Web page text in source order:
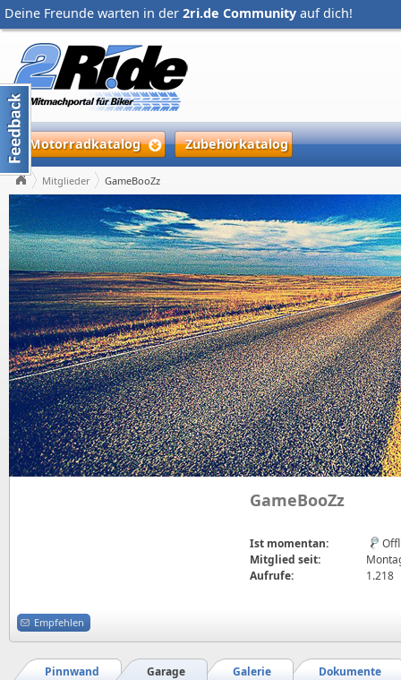
Deine Freunde warten in der 2ri.de Community auf dich!
Motorradkatalog Zubehörkatalog
Mitglieder GameBooZz
GameBooZz
Ist momentan:
Mitglied seit:
Aufrufe:
1.218
Empfehlen
Dokumente
Galerie
Garage
Pinnwand